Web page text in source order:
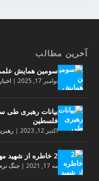
آخرین مطالب
سومین همایش
نوامبر 17, 2025 |اخبار
بیانات رهبری طی
فلسطین
اکتبر 12, 2023 |
2 خاطره از شهید مهدی زین الدین
مه 17, 2021 |جنگ